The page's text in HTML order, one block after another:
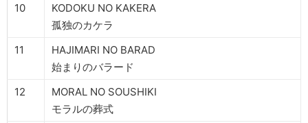
10
KODOKU NO KAKERA
孤独のカケラ
11
HAJIMARI NO BARAD
始まりのバラード
12
MORAL NO SOUSHIKI
モラルの葬式